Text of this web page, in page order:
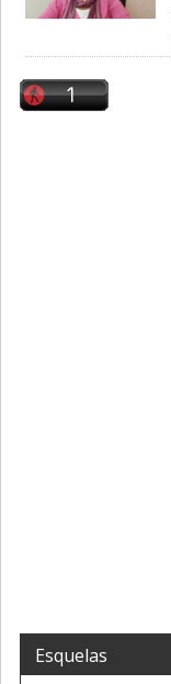
Esquelas